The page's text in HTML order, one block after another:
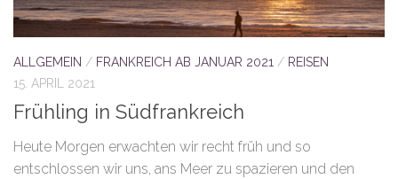
ALLGEMEIN / FRANKREICH AB JANUAR 2021 / REISEN
15. APRIL 2021
Frühling in Südfrankreich
Heute Morgen erwachten wir recht früh und so
entschlossen wir uns, ans Meer zu spazieren und den